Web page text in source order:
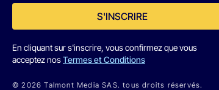
S'INSCRIRE
En cliquant sur s'inscrire, vous confirmez que vous
acceptez nosTermes et Conditions
© 2026 Talmont Media SAS. tous droits réservés.